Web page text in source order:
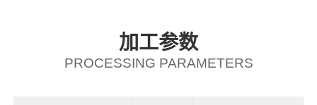
加工参数
PROCESSING PARAMETERS